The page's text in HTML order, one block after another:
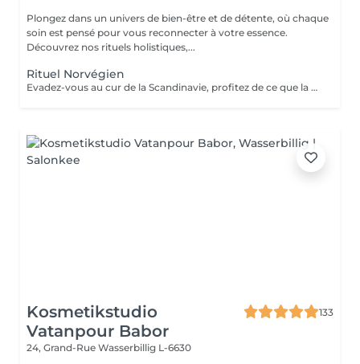
Plongez dans un univers de bien-être et de détente, où chaque
soin est pensé pour vous reconnecter à votre essence.
Découvrez nos rituels holistiques,...
Rituel Norvégien
Evadez-vous au cur de la Scandinavie, profitez de ce que la nature a, à vous offrir Une parenthèse végétale très inspirante pour déconnecter et se reconnecter Véritable moment de relaxation complète. Sauna infrarouge, Massage shiatsu, bol d'air jacquier, douche. Onction du huiles précieuses, hammam crânien et facial, bains rythmés avec méditation guidée, exercices de sophrologie, shampooing, pose de masque et massage crânien, rituel de la cascade, rinçage à l'infusion de plantes et pulvérisation d'hydrolats qui clôturent le soin. Ne comprend pas le séchage des cheveux.
Kosmetikstudio
Vatanpour Babor
133
24, Grand-Rue Wasserbillig L-6630